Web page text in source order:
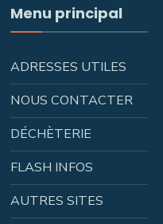
Menu principal
ADRESSES UTILES
NOUS CONTACTER
DÉCHÈTERIE
FLASH INFOS
AUTRES SITES